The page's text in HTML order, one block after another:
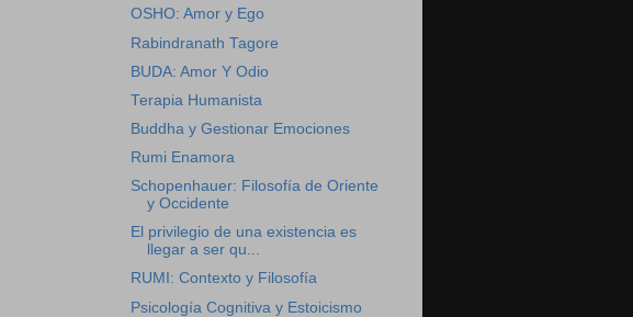
OSHO: Amor y Ego
Rabindranath Tagore
BUDA: Amor Y Odio
Terapia Humanista
Buddha y Gestionar Emociones
Rumi Enamora
Schopenhauer: Filosofía de Oriente
y Occidente
El privilegio de una existencia es
llegar a ser qu...
RUMI: Contexto y Filosofía
Psicología Cognitiva y Estoicismo